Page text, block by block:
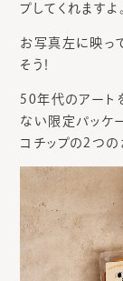
プしてくれますよ。
お写真左に映っ
そう！
50年代のアート
ない限定パッケ
コチップの2つの